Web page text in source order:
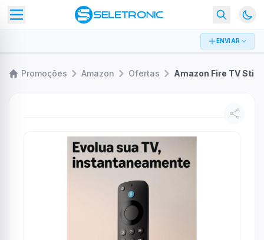
ENVIAR
Promoções Amazon Ofertas